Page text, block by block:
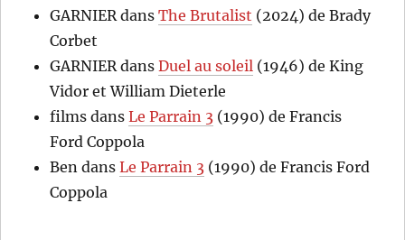
GARNIER dansThe Brutalist (2024) de Brady
Corbet
GARNIER dansDuel au soleil (1946) de King
Vidor et William Dieterle
films dansLe Parrain 3 (1990) de Francis
Ford Coppola
Ben dansLe Parrain 3 (1990) de Francis Ford
Coppola